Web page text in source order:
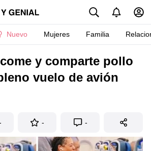
Nuevo Mujeres Familia
y comparte pollo
vuelo de avión
- -